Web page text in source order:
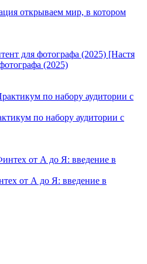
открываем мир, в котором
[Настя
(2025)
по набору аудитории с
от А до Я: введение в